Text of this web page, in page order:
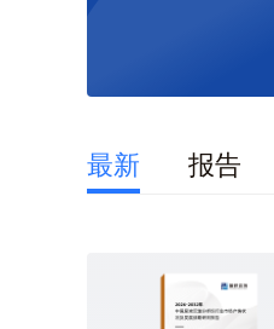
最新 报告